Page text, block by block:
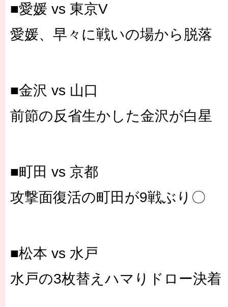
■愛媛 vs 東京V
愛媛、早々に戦いの場から脱落
■金沢 vs 山口
前節の反省生かした金沢が白星
■町田 vs 京都
攻撃面復活の町田が9戦ぶり〇
■松本 vs 水戸
水戸の3枚替えハマりドロー決着